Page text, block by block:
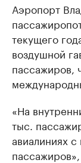
Аэропорт
текущего
воздушной
пассажиров,
«На
тыс.
авиалиниях